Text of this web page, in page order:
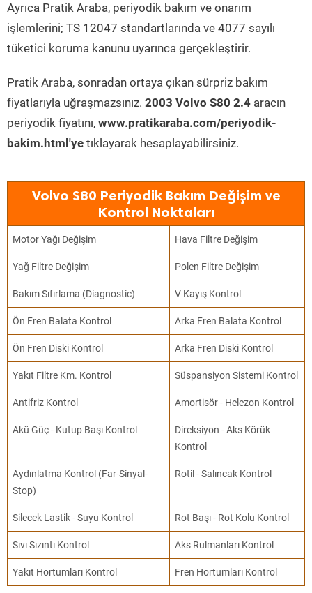
Ayrıca Pratik Araba, periyodik bakım ve onarım
işlemlerini; TS 12047 standartlarında ve 4077 sayılı
tüketici koruma kanunu uyarınca gerçekleştirir.
Pratik Araba, sonradan ortaya çıkan sürpriz bakım
fiyatlarıyla uğraşmazsınız. 2003 Volvo S80 2.4 aracın
periyodik fiyatını, www.pratikaraba.com/periyodik-
bakim.html'ye tıklayarak hesaplayabilirsiniz.
Volvo S80 Periyodik Bakım Değişim ve
Kontrol Noktaları
Motor Yağı Değişim Hava Filtre Değişim
Yağ Filtre Değişim Polen Filtre Değişim
Bakım Sıfırlama (Diagnostic) V Kayış Kontrol
Ön Fren Balata Kontrol Arka Fren Balata Kontrol
Ön Fren Diski Kontrol Arka Fren Diski Kontrol
Yakıt Filtre Km. Kontrol Süspansiyon Sistemi Kontrol
Antifriz Kontrol Amortisör - Helezon Kontrol
Akü Güç - Kutup Başı Kontrol
Direksiyon - Aks Körük
Kontrol
Aydınlatma Kontrol (Far-Sinyal-
Stop)
Rotil - Salıncak Kontrol
Silecek Lastik - Suyu Kontrol Rot Başı - Rot Kolu Kontrol
Sıvı Sızıntı Kontrol Aks Rulmanları Kontrol
Yakıt Hortumları Kontrol Fren Hortumları Kontrol